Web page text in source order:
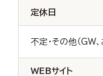
定休日
不定・その他（GW
WEBサイト